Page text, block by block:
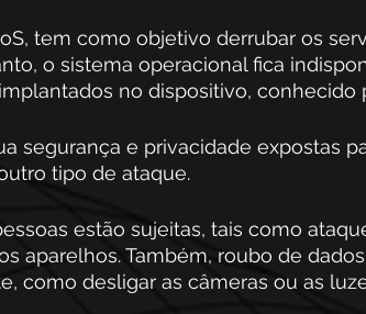
tem como objetivo derrubar os
o sistema operacional fica
no dispositivo, conhecido
segurança e privacidade expostas
tipo de ataque.
estão sujeitas, tais como
aparelhos. Também, roubo de
como desligar as câmeras ou as